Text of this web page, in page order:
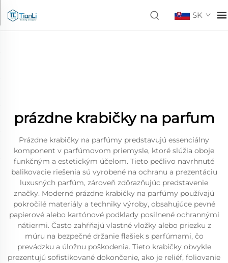
SK
prázdne krabičky na parfum
Prázdne krabičky na parfúmy predstavujú essenciálny
komponent v parfúmovom priemysle, ktoré slúžia oboje
funkčným a estetickým účelom. Tieto pečlivo navrhnuté
balikovacie riešenia sú vyrobené na ochranu a prezentáciu
luxusných parfúm, zároveň zdôrazňujúc predstavenie
značky. Moderné prázdne krabičky na parfúmy používajú
pokročilé materiály a techniky výroby, obsahujúce pevné
papierové alebo kartónové podklady posilnené ochrannými
nátiermi. Často zahŕňajú vlastné vložky alebo priezku z
múru na bezpečné držanie flašiek s parfúmami, čo
prevádzku a úložnu poškodenia. Tieto krabičky obvykle
prezentujú sofistikované dokončenie, ako je reliéf, foliovanie